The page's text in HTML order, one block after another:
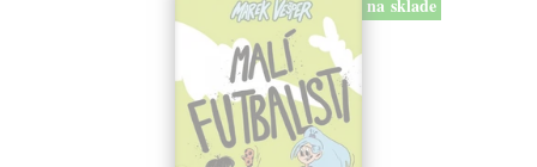
na sklade